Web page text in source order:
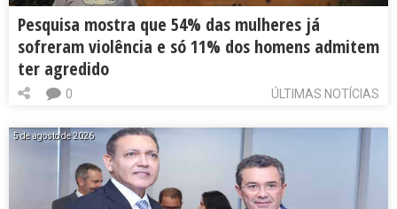
Pesquisa mostra que 54% das mulheres já
sofreram violência e só 11% dos homens admitem
ter agredido
ÚLTIMAS NOTÍCIAS
0
5 de agosto de 2026